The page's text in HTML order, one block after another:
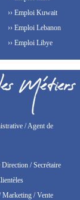
›› Emploi Kuwait
›› Emploi Lebanon
›› Emploi Libye
/ Agent de
Direction / Secrétaire
Marketing / Vente